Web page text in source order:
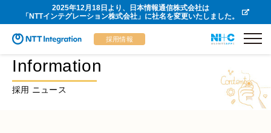
2025年12月18日より、日本情報通信株式会社は
「NTTインテグレーション株式会社」に社名を変更いたしました。
採用情報
Information
採用 ニュース